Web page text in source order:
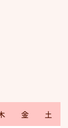
金 土